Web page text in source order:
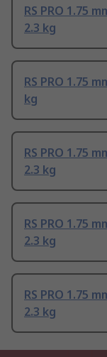
RS PRO 1.75
2.3 kg
RS PRO 1.75
kg
RS PRO 1.75
2.3 kg
RS PRO 1.75
2.3 kg
RS PRO 1.75
2.3 kg